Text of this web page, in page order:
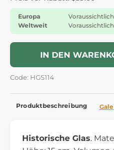
Europa
Weltweit
IN DEN
Code: HGS114
Produktbeschreibung
Historische Glas.